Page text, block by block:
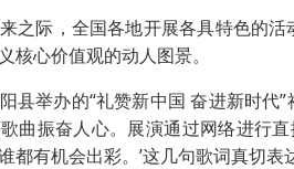
际，全国各地开展各具特色的活
核心价值观的动人图景。
举办的“礼赞新中国 奋进新时代”
曲振奋人心。展演通过网络进行
都有机会出彩。’这几句歌词真切